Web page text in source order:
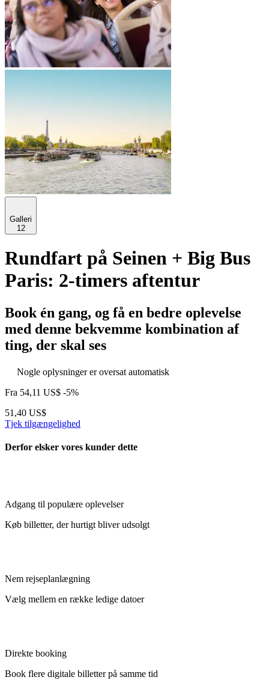
Galleri
12
Rundfart på Seinen + Big Bus
Paris: 2-timers aftentur
Book én gang, og få en bedre oplevelse
med denne bekvemme kombination af
ting, der skal ses
Nogle oplysninger er oversat automatisk
Fra 54,11 US$ -5%
51,40 US$
Tjek tilgængelighed
Derfor elsker vores kunder dette
Adgang til populære oplevelser
Køb billetter, der hurtigt bliver udsolgt
Nem rejseplanlægning
Vælg mellem en række ledige datoer
Direkte booking
Book flere digitale billetter på samme tid